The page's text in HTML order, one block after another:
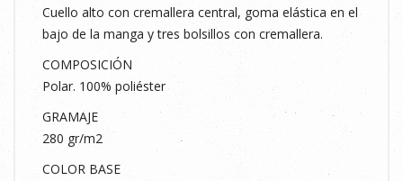
Cuello alto con cremallera central, goma elástica en el
bajo de la manga y tres bolsillos con cremallera.
COMPOSICIÓN
Polar. 100% poliéster
GRAMAJE
280 gr/m2
COLOR BASE